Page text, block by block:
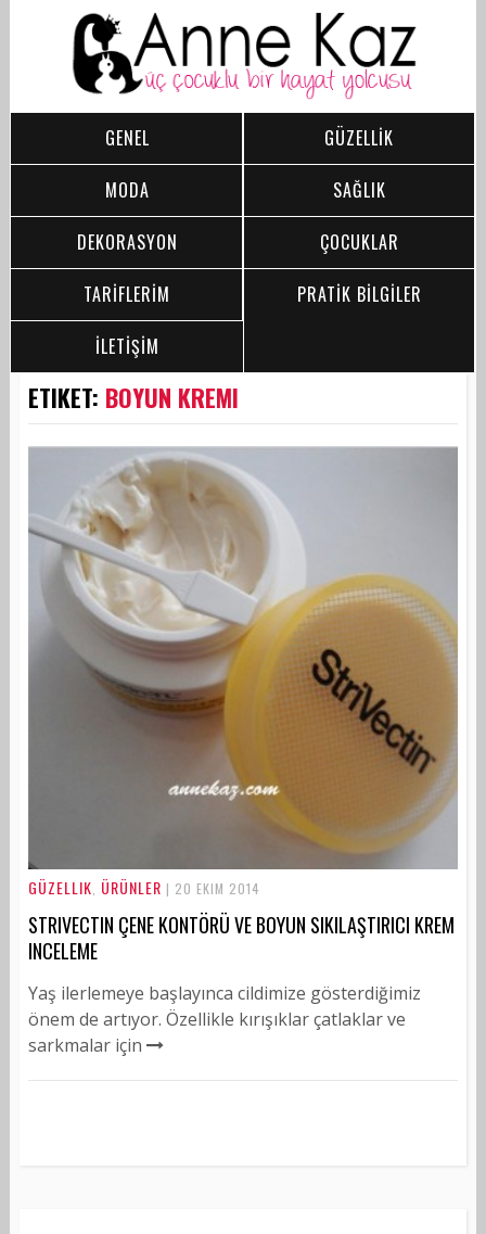
GENEL
GÜZELLİK
MODA
SAĞLIK
DEKORASYON
ÇOCUKLAR
TARİFLERİM
PRATİK BİLGİLER
İLETİŞİM
ETIKET: BOYUN KREMI
GÜZELLIK ÜRÜNLER | 20 EKIM 2014
STRIVECTIN ÇENE KONTÖRÜ VE BOYUN SIKILAŞTIRICI KREM
INCELEME
Yaş ilerlemeye başlayınca cildimize gösterdiğimiz
önem de artıyor. Özellikle kırışıklar çatlaklar ve
sarkmalar için